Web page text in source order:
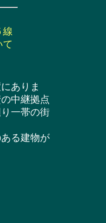
線
て
ありま
中継拠点
一帯の街
る建物が